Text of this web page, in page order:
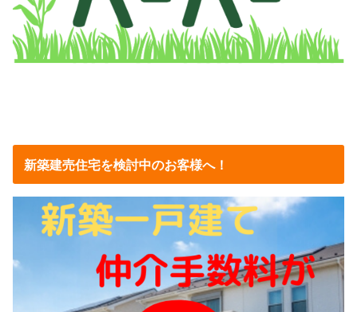
新築建売住宅を検討中のお客様へ！